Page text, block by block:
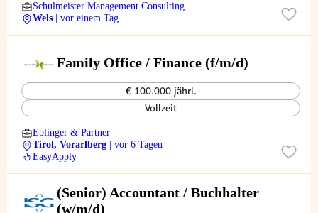
Schulmeister Management Consulting
Wels
| vor einem Tag
Family Office / Finance (f/m/d)
€ 100.000 jährl.
Vollzeit
Eblinger & Partner
Tirol, Vorarlberg
| vor 6 Tagen
EasyApply
(Senior) Accountant / Buchhalter
(w/m/d)